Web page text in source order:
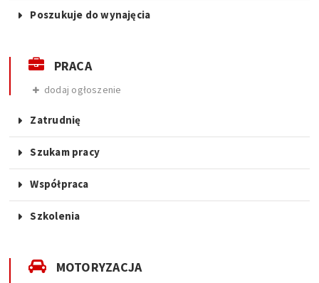
Poszukuje do wynajęcia
PRACA
dodaj ogłoszenie
Zatrudnię
Szukam pracy
Współpraca
Szkolenia
MOTORYZACJA